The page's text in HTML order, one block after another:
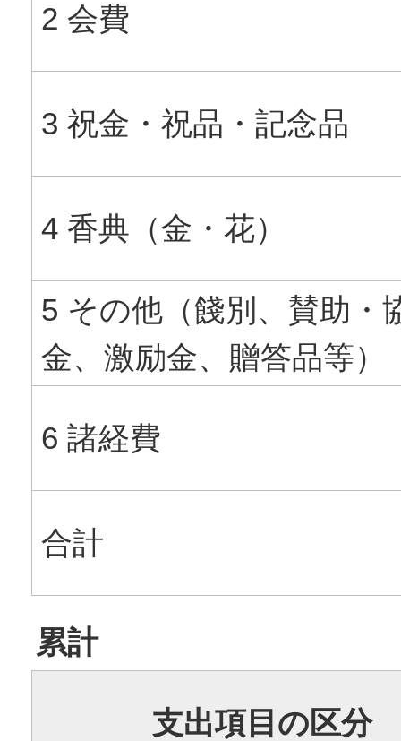
2 会費
3 祝金・祝品・記念品
4 香典（金・花）
5 その他（餞別、賛助・
金、激励金、贈答品等）
6 諸経費
合計
累計
支出項目の区分